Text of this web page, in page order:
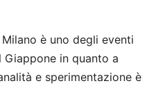
è uno degli eventi
Giappone in quanto a
e sperimentazione è